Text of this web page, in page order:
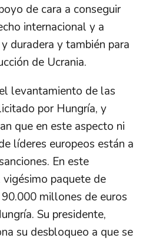
de cara a conseguir
internacional y a
duradera y también para
de Ucrania.
levantamiento de las
por Hungría, y
que en este aspecto ni
líderes europeos están a
En este
paquete de
millones de euros
Su presidente,
su desbloqueo a que se